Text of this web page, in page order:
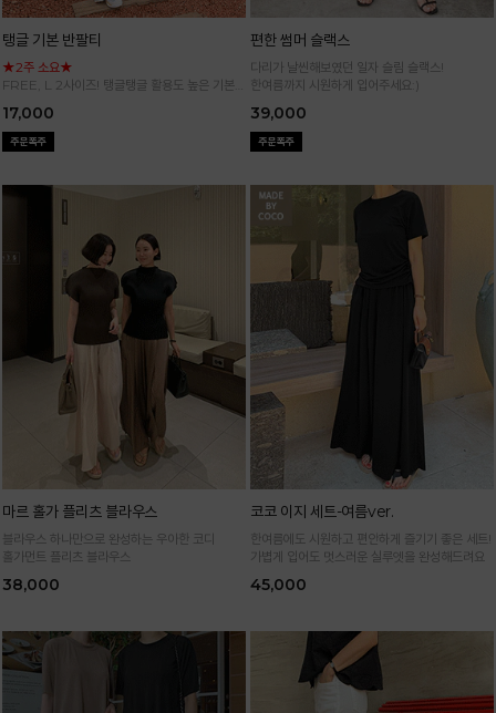
탱글 기본 반팔티
★2주 소요★
FREE, L 2사이즈! 탱글탱글 활용도 높은 기본
17,000
편한 썸머 슬랙스
다리가 날씬해보였던 일자 슬림 슬랙스!
한여름까지 시원하게 입어주세요:)
39,000
마르 홀가 플리츠 블라우스
블라우스 하나만으로 완성하는 우아한 코디
홀가먼트 플리츠 블라우스
38,000
코코 이지 세트-여름ver.
한여름에도 시원하고 편안하게 즐기기 좋은 세트!
가볍게 입어도 멋스러운 실루엣을 완성해드려요
45,000